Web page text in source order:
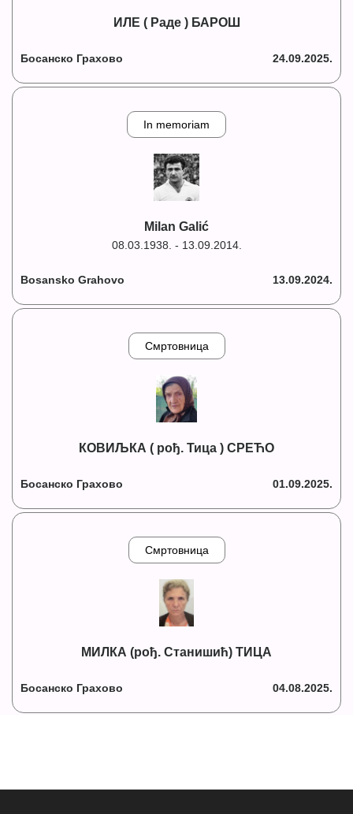
ИЛЕ ( Раде ) БАРОШ
Босанско Грахово 24.09.2025.
In memoriam
Milan Galić
08.03.1938. - 13.09.2014.
Bosansko Grahovo 13.09.2024.
Смртовница
КОВИЉКА ( рођ. Тица ) СРЕЋО
Босанско Грахово 01.09.2025.
Смртовница
МИЛКА (рођ. Станишић) ТИЦА
Босанско Грахово 04.08.2025.